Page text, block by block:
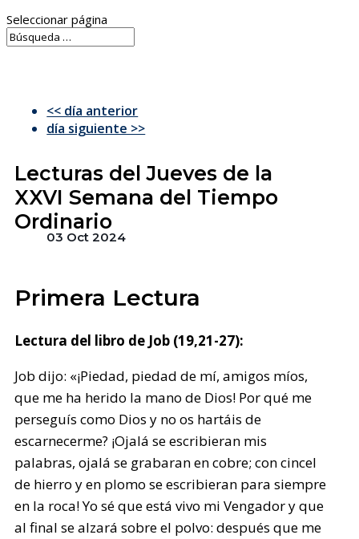
Seleccionar página
<< día anterior
día siguiente >>
Lecturas del Jueves de la
XXVI Semana del Tiempo
Ordinario
03 Oct 2024
Primera Lectura
Lectura del libro de Job (19,21-27):
Job dijo: «¡Piedad, piedad de mí, amigos míos,
que me ha herido la mano de Dios! Por qué me
perseguís como Dios y no os hartáis de
escarnecerme? ¡Ojalá se escribieran mis
palabras, ojalá se grabaran en cobre; con cincel
de hierro y en plomo se escribieran para siempre
en la roca! Yo sé que está vivo mi Vengador y que
al final se alzará sobre el polvo: después que me